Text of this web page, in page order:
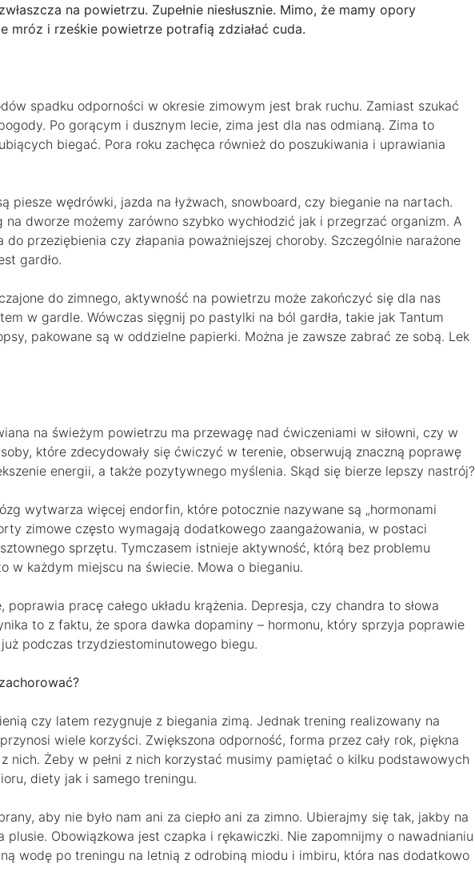
na powietrzu. Zupełnie niesłusznie. Mimo, że mamy opory
mróz i rześkie powietrze potrafią zdziałać cuda.
spadku odporności w okresie zimowym jest brak ruchu. Zamiast szukać
Po gorącym i dusznym lecie, zima jest dla nas odmianą. Zima to
biegać. Pora roku zachęca również do poszukiwania i uprawiania
piesze wędrówki, jazda na łyżwach, snowboard, czy bieganie na nartach.
dworze możemy zarówno szybko wychłodzić jak i przegrzać organizm. A
przeziębienia czy złapania poważniejszej choroby. Szczególnie narażone
gardło.
do zimnego, aktywność na powietrzu może zakończyć się dla nas
w gardle. Wówczas sięgnij po pastylki na ból gardła, takie jak Tantum
pakowane są w oddzielne papierki. Można je zawsze zabrać ze sobą. Lek
na świeżym powietrzu ma przewagę nad ćwiczeniami w siłowni, czy w
które zdecydowały się ćwiczyć w terenie, obserwują znaczną poprawę
energii, a także pozytywnego myślenia. Skąd się bierze lepszy nastrój?
wytwarza więcej endorfin, które potocznie nazywane są „hormonami
zimowe często wymagają dodatkowego zaangażowania, w postaci
sprzętu. Tymczasem istnieje aktywność, którą bez problemu
w każdym miejscu na świecie. Mowa o bieganiu.
pracę całego układu krążenia. Depresja, czy chandra to słowa
to z faktu, że spora dawka dopaminy – hormonu, który sprzyja poprawie
podczas trzydziestominutowego biegu.
czy latem rezygnuje z biegania zimą. Jednak trening realizowany na
wiele korzyści. Zwiększona odporność, forma przez cały rok, piękna
nich. Żeby w pełni z nich korzystać musimy pamiętać o kilku podstawowych
diety jak i samego treningu.
aby nie było nam ani za ciepło ani za zimno. Ubierajmy się tak, jakby na
plusie. Obowiązkowa jest czapka i rękawiczki. Nie zapomnijmy o nawadnianiu
wodę po treningu na letnią z odrobiną miodu i imbiru, która nas dodatkowo